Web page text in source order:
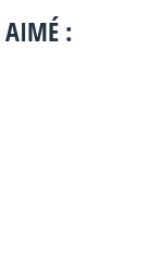
AIMÉ :